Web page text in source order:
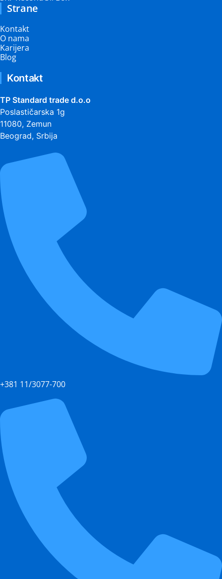
Strane
Kontakt
O nama
Karijera
Blog
Kontakt
TP Standard trade d.o.o
Poslastičarska 1g
11080, Zemun
Beograd, Srbija
+381 11/3077-700